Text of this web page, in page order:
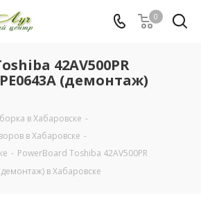
0
42AV500PR
PE0643A (демонтаж)
в Хабаровске -
в Хабаровске -
- PowerBoard Toshiba 42AV500PR
в Хабаровске